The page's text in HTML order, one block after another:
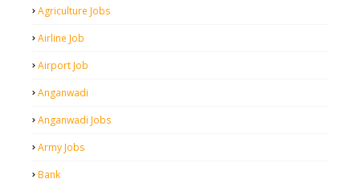
Agriculture Jobs
Airline Job
Airport Job
Anganwadi
Anganwadi Jobs
Army Jobs
Bank